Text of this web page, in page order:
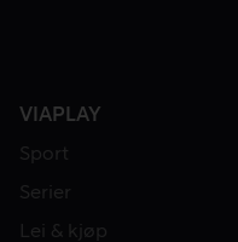
VIAPLAY
Sport
Serier
Lei & kjøp